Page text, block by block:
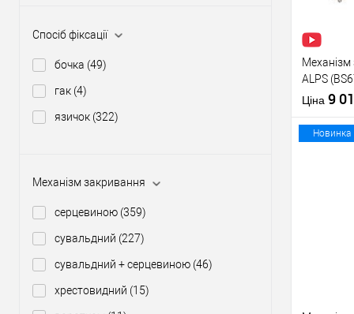
Спосіб фіксації
бочка (49)
гак (4)
язичок (322)
Механізм закривання
серцевиною (359)
сувальдний (227)
сувальдний + серцевиною (46)
хрестовидний (15)
Виробник
Тип товару
Матеріал
Країна
Міжосьова
ALPS
Ціна 9
У
Новинка